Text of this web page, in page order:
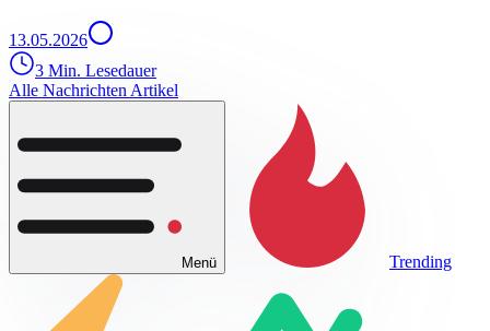
13.05.2026
3 Min. Lesedauer
Alle Nachrichten Artikel
Menü Trending